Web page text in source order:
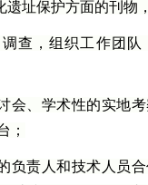
址保护方面的刊物
查，组织工作团队
会、学术性的实地
；
负责人和技术人员